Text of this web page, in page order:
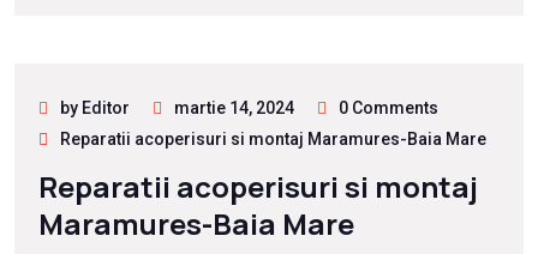
by Editor martie 14, 2024
0 Comments
Reparatii acoperisuri si montaj Maramures-Baia Mare
Reparatii acoperisuri si montaj
Maramures-Baia Mare